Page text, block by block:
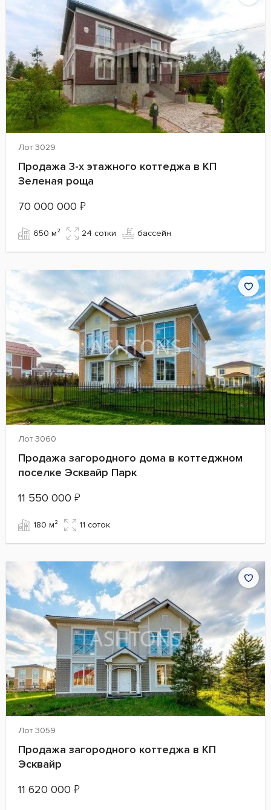
Лот 3029
Продажа 3-х этажного коттеджа в КП
Зеленая роща
70 000 000 ₽
650 м² 24 сотки бассейн
Лот 3060
Продажа загородного дома в коттеджном
поселке Эсквайр Парк
11 550 000 ₽
180 м² 11 cоток
Лот 3059
Продажа загородного коттеджа в КП
Эсквайр
11 620 000 ₽